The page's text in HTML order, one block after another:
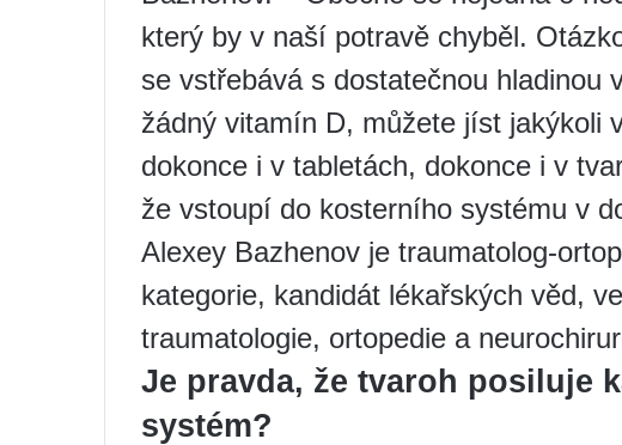
který by v naší potravě chyběl.
se vstřebává s dostatečnou hladinou
žádný vitamín D, můžete jíst jakýkoli
dokonce i v tabletách, dokonce i v
že vstoupí do kosterního systému v
Alexey Bazhenov je traumatolog-
kategorie, kandidát lékařských věd,
traumatologie, ortopedie a
Je pravda, že tvaroh posiluje
systém?